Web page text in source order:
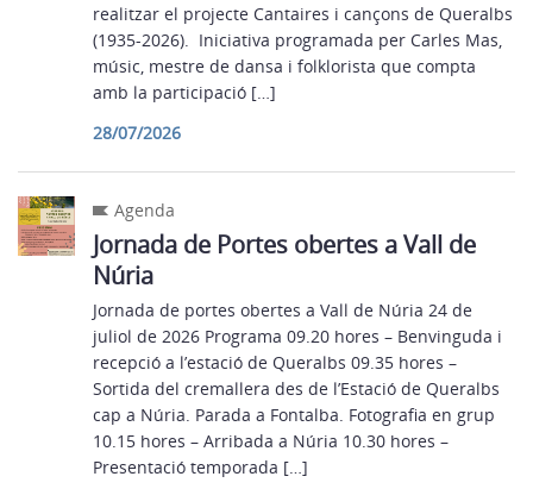
realitzar el projecte Cantaires i cançons de Queralbs
(1935-2026). Iniciativa programada per Carles Mas,
músic, mestre de dansa i folklorista que compta
amb la participació […]
28/07/2026
Agenda
Jornada de Portes obertes a Vall de
Núria
Jornada de portes obertes a Vall de Núria 24 de
juliol de 2026 Programa 09.20 hores – Benvinguda i
recepció a l’estació de Queralbs 09.35 hores –
Sortida del cremallera des de l’Estació de Queralbs
cap a Núria. Parada a Fontalba. Fotografia en grup
10.15 hores – Arribada a Núria 10.30 hores –
Presentació temporada […]